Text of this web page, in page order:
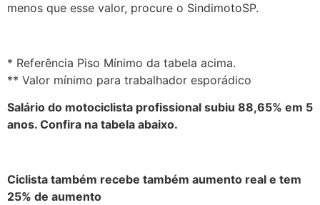
menos que esse valor, procure o SindimotoSP.
* Referência Piso Mínimo da tabela acima.
** Valor mínimo para trabalhador esporádico
Salário do motociclista profissional subiu 88,65% em 5
anos. Confira na tabela abaixo.
Ciclista também recebe também aumento real e tem
25% de aumento